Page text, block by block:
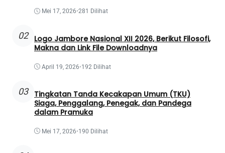
Mei 17, 2026•281 Dilihat
02
Logo Jambore Nasional XII 2026, Berikut Filosofi,
Makna dan Link File Downloadnya
April 19, 2026•192 Dilihat
03
Tingkatan Tanda Kecakapan Umum (TKU)
Siaga, Penggalang, Penegak, dan Pandega
dalam Pramuka
Mei 17, 2026•190 Dilihat